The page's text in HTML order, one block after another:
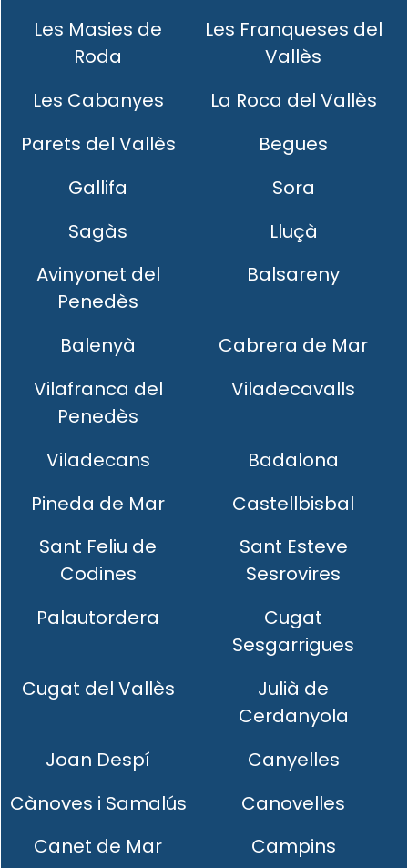
Les Masies de
Roda
Les Franqueses del
Vallès
Les Cabanyes
La Roca del Vallès
Parets del Vallès
Begues
Gallifa
Sora
Sagàs
Lluçà
Avinyonet del
Penedès
Balsareny
Balenyà
Cabrera de Mar
Vilafranca del
Penedès
Viladecavalls
Viladecans
Badalona
Pineda de Mar
Castellbisbal
Sant Feliu de
Codines
Sant Esteve
Sesrovires
Palautordera
Cugat
Sesgarrigues
Cugat del Vallès
Julià de
Cerdanyola
Joan Despí
Canyelles
Cànoves i Samalús
Canovelles
Canet de Mar
Campins